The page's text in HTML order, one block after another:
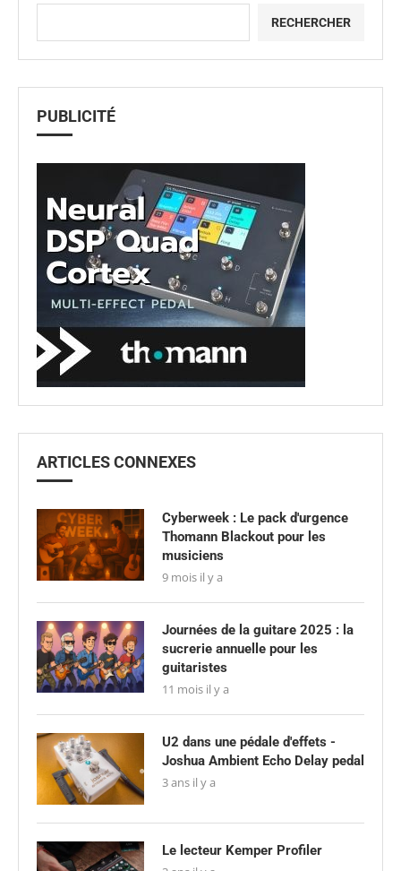
RECHERCHER
PUBLICITÉ
ARTICLES CONNEXES
Cyberweek : Le pack d'urgence
Thomann Blackout pour les
musiciens
9 mois il y a
Journées de la guitare 2025 : la
sucrerie annuelle pour les
guitaristes
11 mois il y a
U2 dans une pédale d'effets -
Joshua Ambient Echo Delay pedal
3 ans il y a
Le lecteur Kemper Profiler